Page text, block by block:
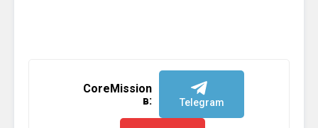
CoreMission
в:
Telegram